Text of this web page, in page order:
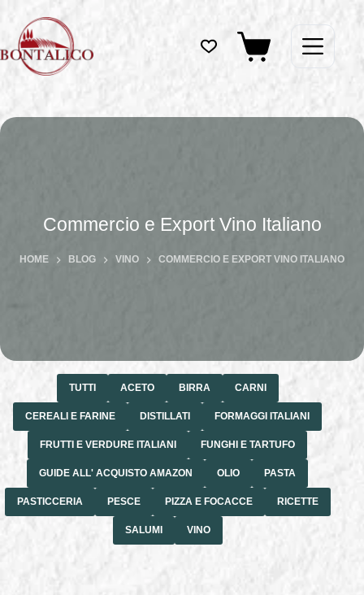
contenuto
Carrello
Commercio e Export Vino Italiano
HOME BLOG VINO COMMERCIO E EXPORT VINO ITALIANO
TUTTI ACETO BIRRA CARNI
CEREALI E FARINE DISTILLATI FORMAGGI ITALIANI
FRUTTI E VERDURE ITALIANI FUNGHI E TARTUFO
GUIDE ALL' ACQUISTO AMAZON OLIO PASTA
PASTICCERIA PESCE PIZZA E FOCACCE RICETTE
SALUMI VINO